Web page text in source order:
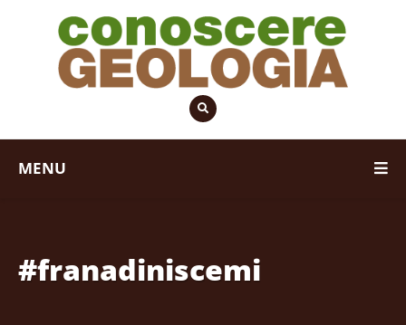
MENU
#franadiniscemi